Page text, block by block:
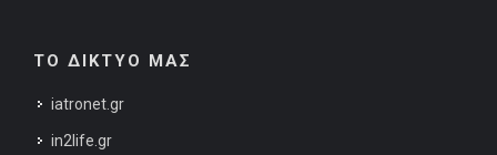
ΤΟ ΔΙΚΤΥΟ ΜΑΣ
iatronet.gr
in2life.gr